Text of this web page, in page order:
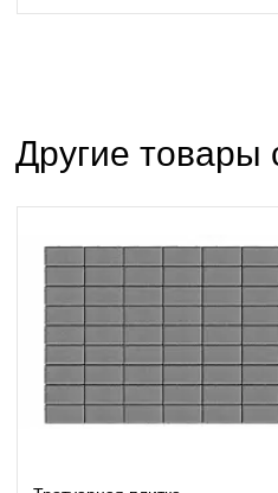
Другие